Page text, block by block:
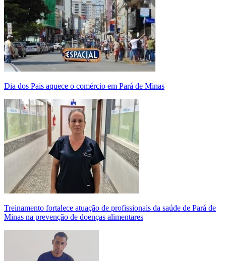
Dia dos Pais aquece o comércio em Pará de Minas
Treinamento fortalece atuação de profissionais da saúde de Pará de
Minas na prevenção de doenças alimentares